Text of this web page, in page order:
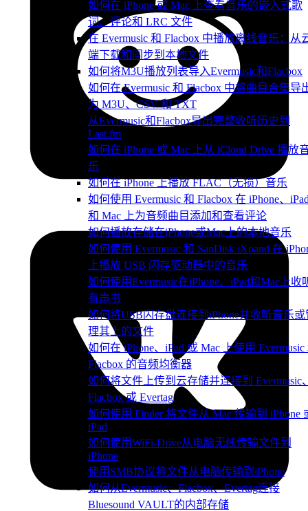
如何在 iPhone 或 Mac 上查看音乐的嵌入式歌
词、评论和 LRC 文件
在 Evermusic 和 Flacbox 中播放离线音乐：从
端下载和同步到本地文件
如何将M3U播放列表导入Evermusic和Flacbox
如何在 Evermusic 和 Flacbox 中将曲目合集导
为 M3U、CSV 和 TXT
从Evermusic和Flacbox导出完整收听历史到
Last.fm
如何在 iPhone 或 Mac 上从 iCloud Drive 播放
乐
如何在 iPhone 上播放 FLAC（无损）音乐
如何使用 Evermusic 和 Flacbox 在 iPhone、
和 Mac 上为音频曲目添加和查看评论
如何播放存储在iPhone或Mac上的本地音乐
如何使用 Evermusic 和 SanDisk iXpand 在
上播放 USB 闪存驱动器中的音乐
如何使用Evermusic在iPhone、iPad和Mac上收
有声书
如何将USB闪存盘连接到iPhone并收听音乐或
理其上的文件
如何在 iPhone、iPad 或 Mac 上使用 Evermusic
Flacbox 的音频均衡器
如何将文件上传到云存储并连接到 Evermusic
Flacbox 或 Evertag
如何使用 Finder 将文件从 Mac 传输到 iPhone
iPad
如何使用WiFi-Drive从电脑无线传输文件到
iPhone
使用SMB协议将文件从电脑传输到iPhone
如何从Evermusic、Flacbox、Evertag连接
Bluesound VAULT的内部存储